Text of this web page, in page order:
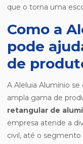
que o torna uma
Como a
pode
de
A Aleluia Alumínio
ampla gama de
retangular de
empresa atende a
civil, até o segmento